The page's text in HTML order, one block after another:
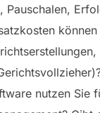
Pauschalen,
nutzen Sie